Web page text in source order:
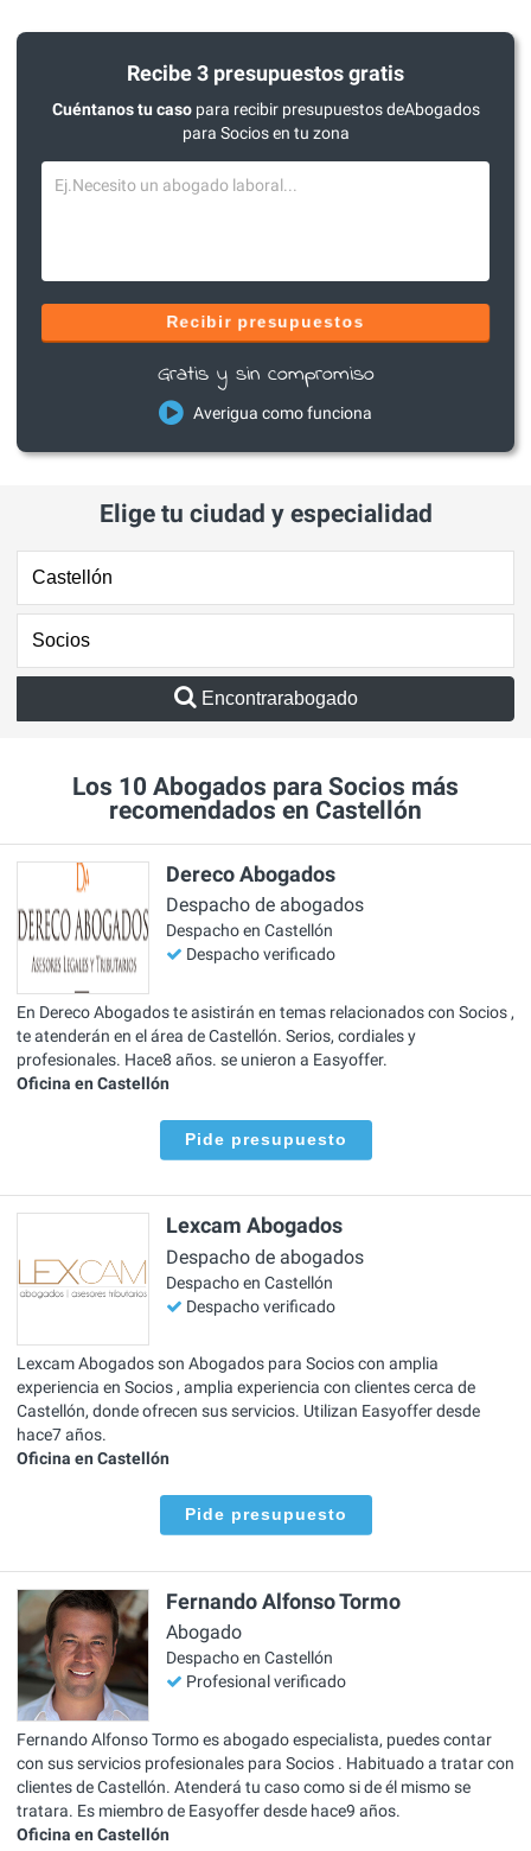
Recibe 3 presupuestos gratis
Cuéntanos tu casopara recibir presupuestos deAbogados
para Socios en tu zona
Recibir presupuestos
Gratis y sin compromiso
Averigua como funciona
Elige tu ciudad y especialidad
Encontrarabogado
Los 10 Abogados para Socios más
recomendados en Castellón
Dereco Abogados
Despacho de abogados
Despacho en Castellón
Despacho verificado
En Dereco Abogados te asistirán en temas relacionados con Socios ,
te atenderán en el área de Castellón. Serios, cordiales y
profesionales. Hace8 años. se unieron a Easyoffer.
Oficina en Castellón
Pide presupuesto
Lexcam Abogados
Despacho de abogados
Despacho en Castellón
Despacho verificado
Lexcam Abogados son Abogados para Socios con amplia
experiencia en Socios , amplia experiencia con clientes cerca de
Castellón, donde ofrecen sus servicios. Utilizan Easyoffer desde
hace7 años.
Oficina en Castellón
Pide presupuesto
Fernando Alfonso Tormo
Abogado
Despacho en Castellón
Profesional verificado
Fernando Alfonso Tormo es abogado especialista, puedes contar
con sus servicios profesionales para Socios . Habituado a tratar con
clientes de Castellón. Atenderá tu caso como si de él mismo se
tratara. Es miembro de Easyoffer desde hace9 años.
Oficina en Castellón